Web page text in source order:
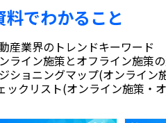
料でわかること
産業界のトレンドキーワード
ライン施策とオフライン施策
ショニングマップ(オンライン
ックリスト(オンライン施策・